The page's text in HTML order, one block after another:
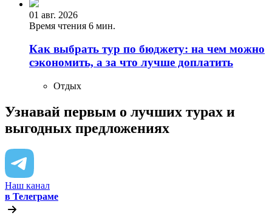
01 авг. 2026
Время чтения 6 мин.
Как выбрать тур по бюджету: на чем можно
сэкономить, а за что лучше доплатить
Отдых
Узнавай первым о лучших турах и
выгодных предложениях
Наш канал
в Телеграме